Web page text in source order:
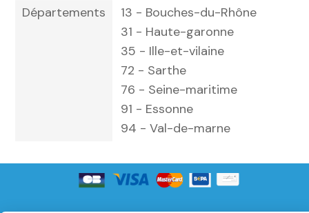
Départements
13 - Bouches-du-Rhône
31 - Haute-garonne
35 - Ille-et-vilaine
72 - Sarthe
76 - Seine-maritime
91 - Essonne
94 - Val-de-marne